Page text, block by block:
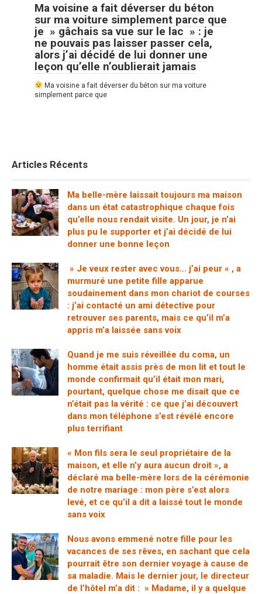
Ma voisine a fait déverser du béton
sur ma voiture simplement parce que
je » gâchais sa vue sur le lac » : je
ne pouvais pas laisser passer cela,
alors j’ai décidé de lui donner une
leçon qu’elle n’oublierait jamais
Ma voisine a fait déverser du béton sur ma voiture
simplement parce que
Articles Récents
Ma belle-mère laissait toujours ma maison
dans un état catastrophique chaque fois
qu’elle nous rendait visite. Un jour, je n’ai
plus pu le supporter et j’ai décidé de lui
donner une bonne leçon
» Je veux rester avec vous… j’ai peur « , a
murmuré une petite fille apparue
soudainement dans mon chariot de courses
: j’ai contacté un ami détective pour
retrouver ses parents, mais ce qu’il m’a
appris m’a laissée sans voix
Quand je me suis réveillée du coma, un
homme était assis près de mon lit et tout le
monde confirmait qu’il était mon mari,
pourtant, quelque chose me disait que ce
n’était pas la vérité : ce que j’ai découvert
dans mon téléphone s’est révélé encore
plus terrifiant
« Mon fils sera le seul propriétaire de la
maison, et elle n’y aura aucun droit », a
déclaré ma belle-mère lors de la cérémonie
de notre mariage : mon père s’est alors
levé, et ce qu’il a dit a laissé tout le monde
sans voix
Nous avons emmené notre fille pour les
vacances de ses rêves, en sachant que cela
pourrait être son dernier voyage à cause de
sa maladie. Mais le dernier jour, le directeur
de l’hôtel m’a dit : » Madame, il y a quelque